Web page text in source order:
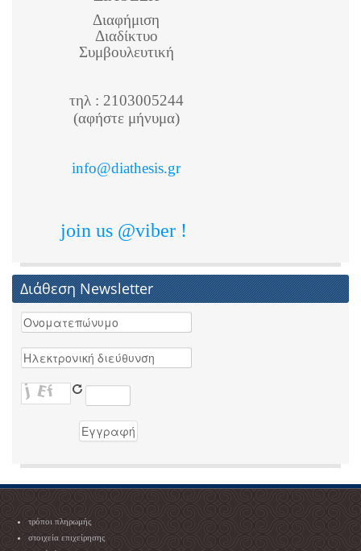
Διαφήμιση
Διαδίκτυο
Συμβουλευτική
τηλ : 2103005244
(αφήστε μήνυμα)
info@diathesis.gr
join us @viber !
Διάθεση Newsletter
τρόποι πληρωμής
στοιχεία επιχείρησης